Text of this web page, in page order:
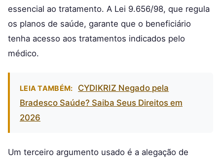
essencial ao tratamento. A Lei 9.656/98, que regula
os planos de saúde, garante que o beneficiário
tenha acesso aos tratamentos indicados pelo
médico.
LEIA TAMBÉM:
CYDIKRIZ Negado pela
Bradesco Saúde? Saiba Seus Direitos em
2026
Um terceiro argumento usado é a alegação de